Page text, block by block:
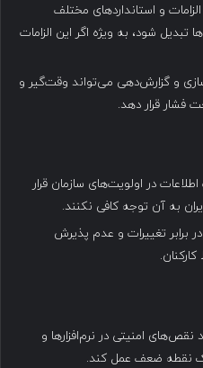
و استانداردهای مختلف
تبدیل شود، به ویژه اگر این الزامات
و گزارش‌دهی می‌تواند وقت‌گیر و
فشار قرار دهد.
در اولویت‌های سازمان قرار
به آن توجه کافی نکنند.
برابر تغییرات و عدم پذیرش
نقص‌های امنیتی در نرم‌افزارها و
نقطه ضعف عمل کند.